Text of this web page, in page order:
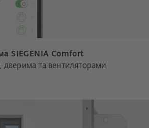
SIEGENIA Comfort
дверима та вентиляторами